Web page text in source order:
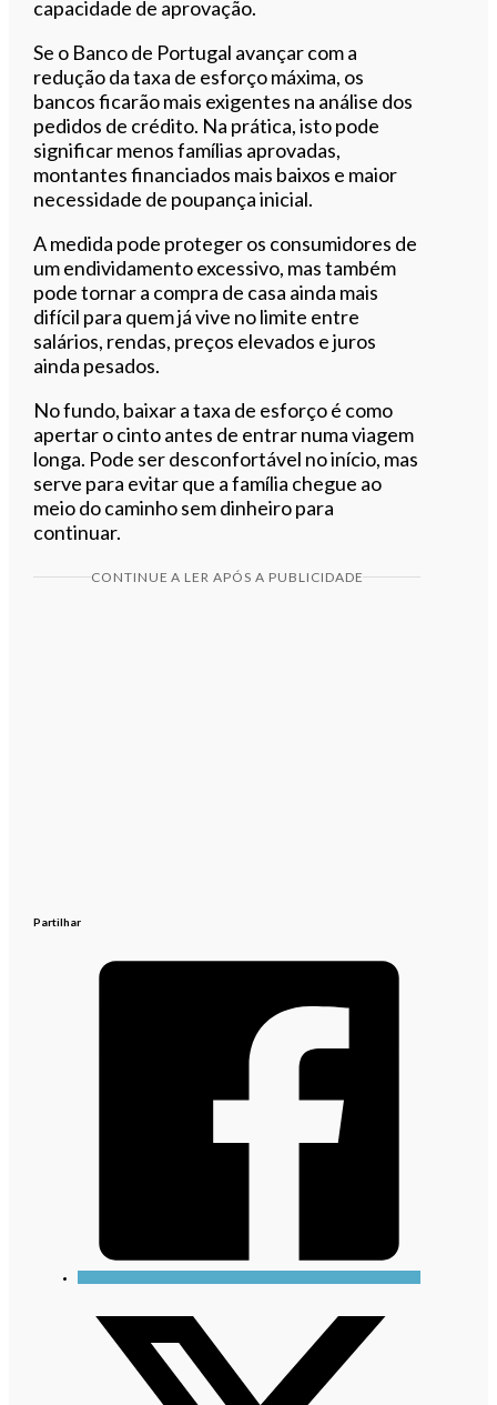
capacidade de aprovação.
Se o Banco de Portugal avançar com a
redução da taxa de esforço máxima, os
bancos ficarão mais exigentes na análise dos
pedidos de crédito. Na prática, isto pode
significar menos famílias aprovadas,
montantes financiados mais baixos e maior
necessidade de poupança inicial.
A medida pode proteger os consumidores de
um endividamento excessivo, mas também
pode tornar a compra de casa ainda mais
difícil para quem já vive no limite entre
salários, rendas, preços elevados e juros
ainda pesados.
No fundo, baixar a taxa de esforço é como
apertar o cinto antes de entrar numa viagem
longa. Pode ser desconfortável no início, mas
serve para evitar que a família chegue ao
meio do caminho sem dinheiro para
continuar.
CONTINUE A LER APÓS A PUBLICIDADE
Partilhar